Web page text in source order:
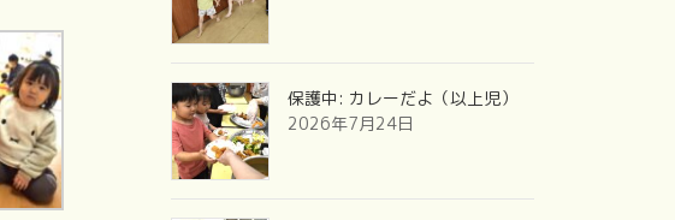
保護中: カレーだよ（以上児）
2026年7月24日